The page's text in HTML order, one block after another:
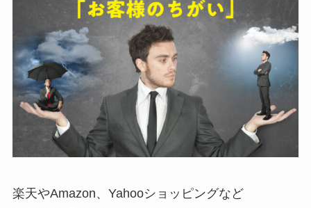
楽天やAmazon、Yahooショッピングなど